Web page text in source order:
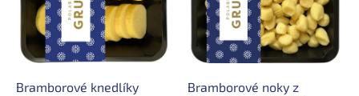
Bramborové knedlíky
Bramborové noky z